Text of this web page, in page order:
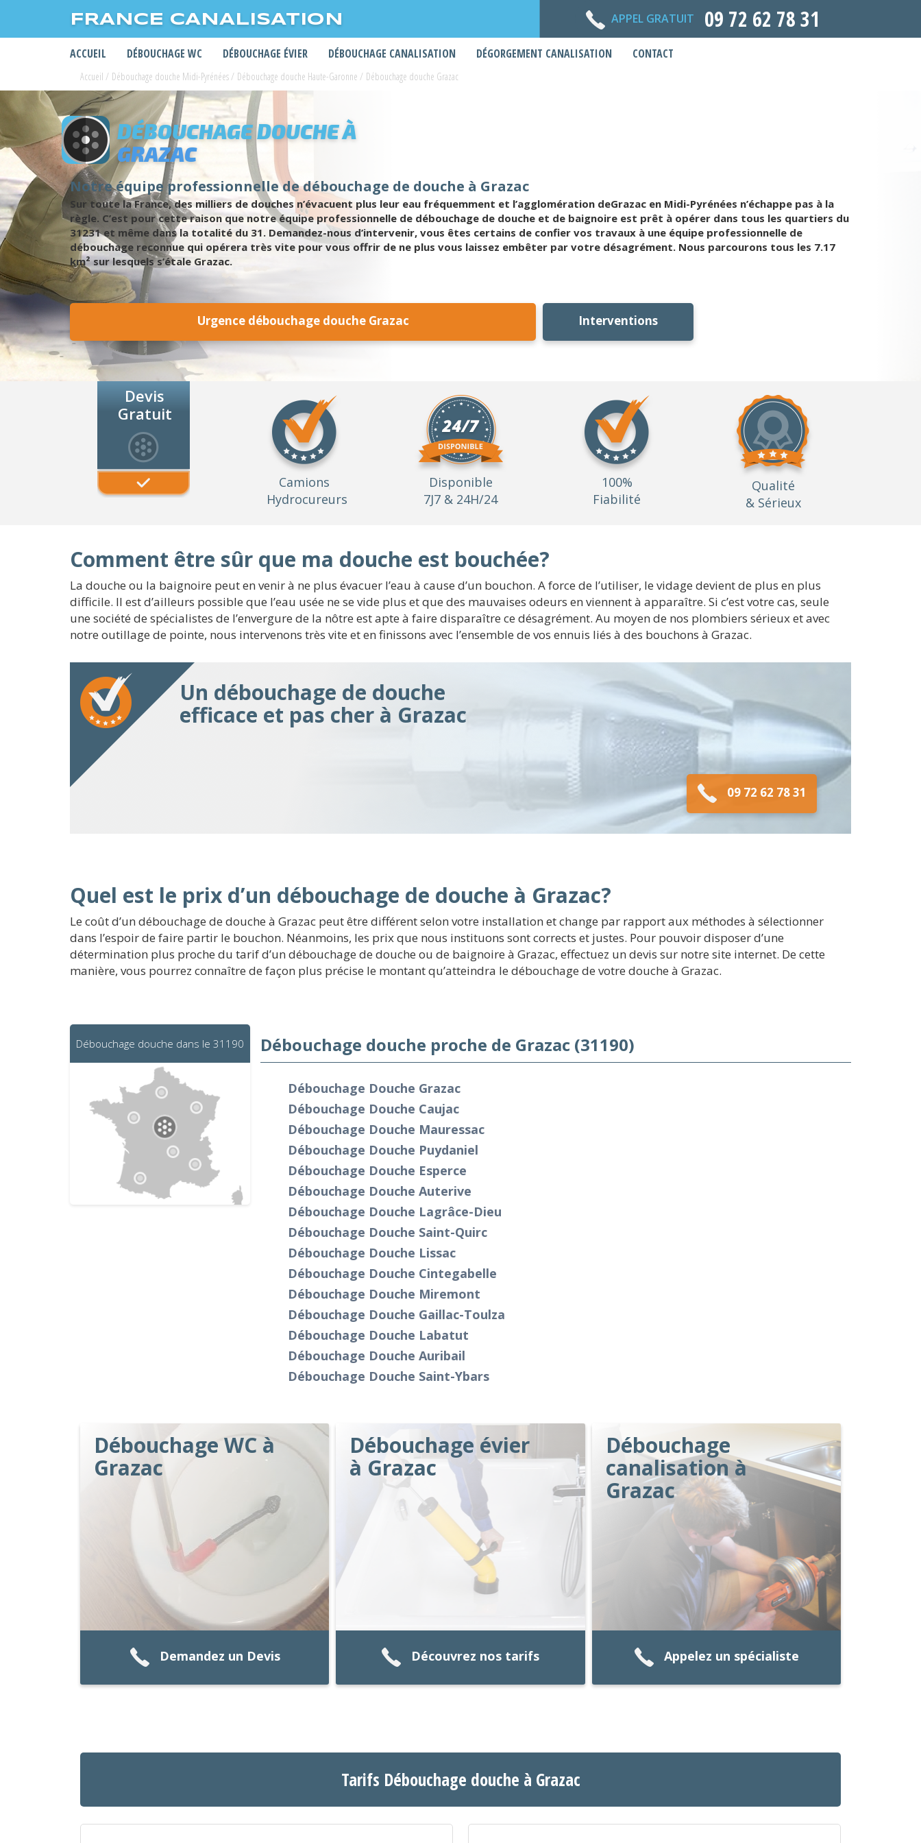
FRANCE CANALISATION APPEL GRATUIT 09 72 62 78 31
ACCUEIL DÉBOUCHAGE WC DÉBOUCHAGE ÉVIER DÉBOUCHAGE CANALISATION DÉGORGEMENT CANALISATION CONTACT
Accueil / Débouchage douche Midi-Pyrénées/ Débouchage douche Haute-Garonne / Débouchage douche Grazac
DÉBOUCHAGE DOUCHE À
GRAZAC
Notre équipe professionnelle de débouchage de douche à Grazac
Sur toute la France, des milliers de douches n’évacuent plus leur eau fréquemment et l’agglomération deGrazac en Midi-Pyrénées n’échappe pas à la
règle. C’est pour cette raison que notre équipe professionnelle de débouchage de douche et de baignoire est prêt à opérer dans tous les quartiers du
31231 et même dans la totalité du 31. Demandez-nous d’intervenir, vous êtes certains de confier vos travaux à une équipe professionnelle de
débouchage reconnue qui opérera très vite pour vous offrir de ne plus vous laissez embêter par votre désagrément. Nous parcourons tous les 7.17
km² sur lesquels s’étale Grazac.
Urgence débouchage douche Grazac Interventions
Devis
Gratuit
Camions
Hydrocureurs
Disponible
7J7 & 24H/24
100%
Fiabilité
Qualité
& Sérieux
Comment être sûr que ma douche est bouchée?
La douche ou la baignoire peut en venir à ne plus évacuer l’eau à cause d’un bouchon. A force de l’utiliser, le vidage devient de plus en plus
difficile. Il est d’ailleurs possible que l’eau usée ne se vide plus et que des mauvaises odeurs en viennent à apparaître. Si c’est votre cas, seule
une société de spécialistes de l’envergure de la nôtre est apte à faire disparaître ce désagrément. Au moyen de nos plombiers sérieux et avec
notre outillage de pointe, nous intervenons très vite et en finissons avec l’ensemble de vos ennuis liés à des bouchons à Grazac.
Un débouchage de douche
efficace et pas cher à Grazac
09 72 62 78 31
Quel est le prix d’un débouchage de douche à Grazac?
Le coût d’un débouchage de douche à Grazac peut être différent selon votre installation et change par rapport aux méthodes à sélectionner
dans l’espoir de faire partir le bouchon. Néanmoins, les prix que nous instituons sont corrects et justes. Pour pouvoir disposer d’une
détermination plus proche du tarif d’un débouchage de douche ou de baignoire à Grazac, effectuez un devis sur notre site internet. De cette
manière, vous pourrez connaître de façon plus précise le montant qu’atteindra le débouchage de votre douche à Grazac.
Débouchage douche dans le 31190 Débouchage douche proche de Grazac (31190)
Débouchage Douche Grazac
Débouchage Douche Caujac
Débouchage Douche Mauressac
Débouchage Douche Puydaniel
Débouchage Douche Esperce
Débouchage Douche Auterive
Débouchage Douche Lagrâce-Dieu
Débouchage Douche Saint-Quirc
Débouchage Douche Lissac
Débouchage Douche Cintegabelle
Débouchage Douche Miremont
Débouchage Douche Gaillac-Toulza
Débouchage Douche Labatut
Débouchage Douche Auribail
Débouchage Douche Saint-Ybars
Débouchage WC à
Grazac
Demandez un Devis
Débouchage évier
à Grazac
Découvrez nos tarifs
Débouchage
canalisation à
Grazac
Appelez un spécialiste
Tarifs Débouchage douche à Grazac